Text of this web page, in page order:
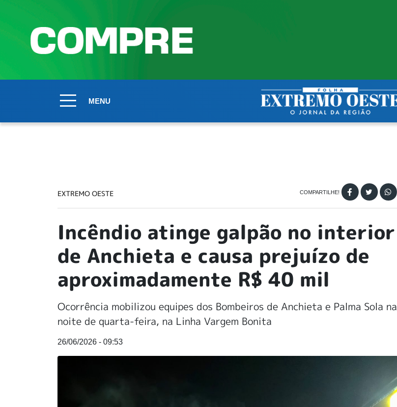
MENU
EXTREMO OESTE
Incêndio atinge galpão no interior
de Anchieta e causa prejuízo de
aproximadamente R$ 40 mil
Ocorrência mobilizou equipes dos Bombeiros de Anchieta e Palma Sola na
noite de quarta-feira, na Linha Vargem Bonita
26/06/2026 - 09:53